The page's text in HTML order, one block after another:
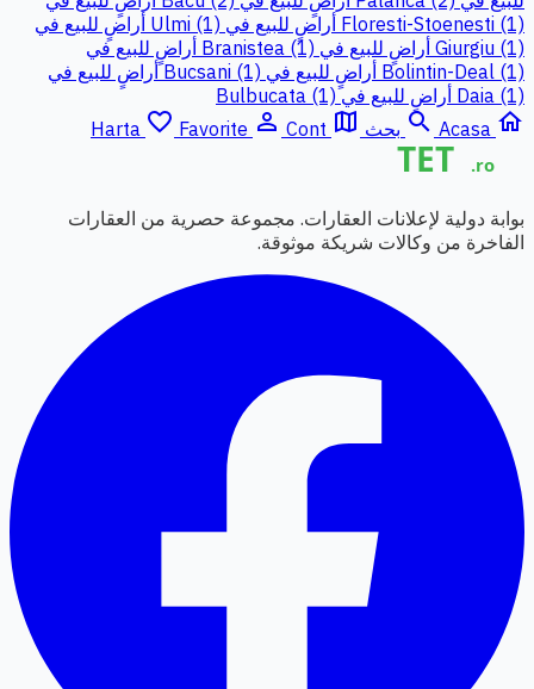
Floresti-Stoenesti (1) أراضٍ للبيع في Ulmi (1)
أراضٍ للبيع في
Giurgiu (1) أراضٍ للبيع في Branistea (1)
أراضٍ للبيع في
Bolintin-Deal (1) أراضٍ للبيع في Bucsani (1)
أراضٍ للبيع في
Daia (1) أراضٍ للبيع في Bulbucata (1)
home
Acasa
search بحث map
Harta favorite_border Favorite person_outline Cont
بوابة دولية لإعلانات العقارات. مجموعة حصرية من العقارات
الفاخرة من وكالات شريكة موثوقة.